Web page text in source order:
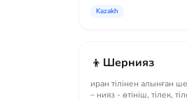
Kazakh
👦 Шернияз
иран тілінен алынған
– нияз - өтініш, тілек,